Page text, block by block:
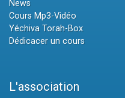
News
Cours Mp3-Vidéo
Yéchiva Torah-Box
Dédicacer un cours
L'association